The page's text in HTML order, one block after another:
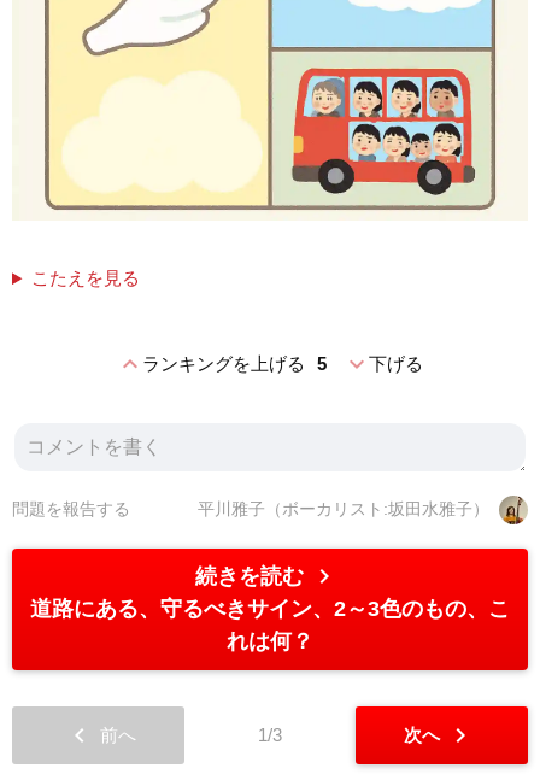
こたえを見る
expand_lessランキングを上げる 5 expand_more下げる
平川雅子（ボーカリスト:坂田水雅子）
問題を報告する
続きを読む chevron_right
道路にある、守るべきサイン、2～3色のもの、こ
れは何？
chevron_left 前へ 1/3 次へ chevron_right